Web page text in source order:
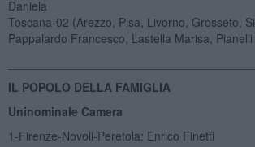
Daniela
Toscana-02 (Arezzo, Pisa, Livorno, Grosseto,
Pappalardo Francesco, Lastella Marisa,
IL POPOLO DELLA FAMIGLIA
Uninominale Camera
1-Firenze-Novoli-Peretola: Enrico Finetti